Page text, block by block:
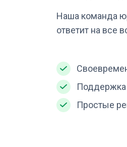
Наша команда
ответит на все
Поддержка
Простые